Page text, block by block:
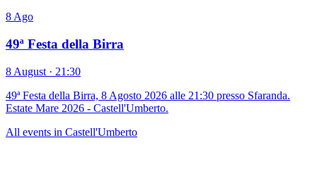
8 Ago
49ª Festa della Birra
8 August · 21:30
49ª Festa della Birra, 8 Agosto 2026 alle 21:30 presso Sfaranda.
Estate Mare 2026 - Castell'Umberto.
All events in Castell'Umberto